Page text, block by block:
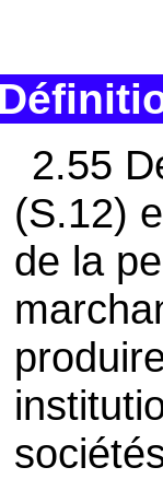
2.55
(S.12)
de la